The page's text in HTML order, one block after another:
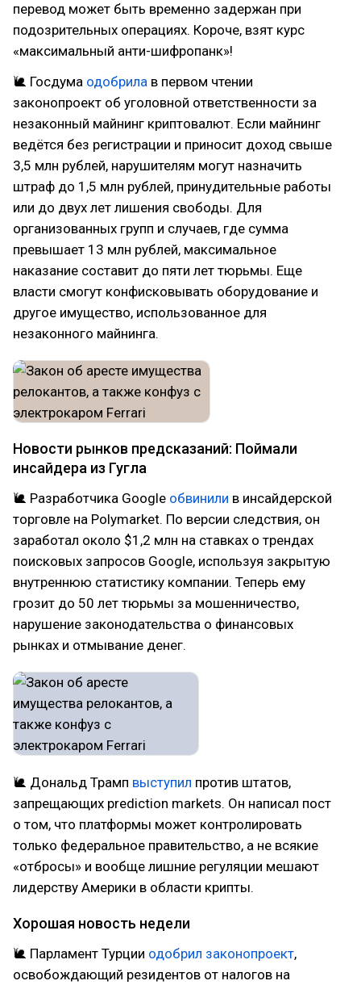
перевод может быть временно задержан при
подозрительных операциях. Короче, взят курс
«максимальный анти-шифропанк»!
🐌 Госдума одобрила в первом чтении
законопроект об уголовной ответственности за
незаконный майнинг криптовалют. Если майнинг
ведётся без регистрации и приносит доход свыше
3,5 млн рублей, нарушителям могут назначить
штраф до 1,5 млн рублей, принудительные работы
или до двух лет лишения свободы. Для
организованных групп и случаев, где сумма
превышает 13 млн рублей, максимальное
наказание составит до пяти лет тюрьмы. Еще
власти смогут конфисковывать оборудование и
другое имущество, использованное для
незаконного майнинга.
Новости рынков предсказаний: Поймали
инсайдера из Гугла
🐌 Разработчика Google обвинили в инсайдерской
торговле на Polymarket. По версии следствия, он
заработал около $1,2 млн на ставках о трендах
поисковых запросов Google, используя закрытую
внутреннюю статистику компании. Теперь ему
грозит до 50 лет тюрьмы за мошенничество,
нарушение законодательства о финансовых
рынках и отмывание денег.
🐌 Дональд Трамп выступил против штатов,
запрещающих prediction markets. Он написал пост
о том, что платформы может контролировать
только федеральное правительство, а не всякие
«отбросы» и вообще лишние регуляции мешают
лидерству Америки в области крипты.
Хорошая новость недели
🐌 Парламент Турции одобрил законопроект,
освобождающий резидентов от налогов на